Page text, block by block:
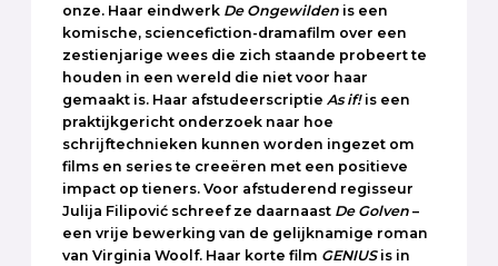
onze. Haar eindwerk De Ongewilden is een
komische, sciencefiction-dramafilm over een
zestienjarige wees die zich staande probeert te
houden in een wereld die niet voor haar
gemaakt is. Haar afstudeerscriptie As if! is een
praktijkgericht onderzoek naar hoe
schrijftechnieken kunnen worden ingezet om
films en series te creeëren met een positieve
impact op tieners. Voor afstuderend regisseur
Julija Filipović schreef ze daarnaast De Golven –
een vrije bewerking van de gelijknamige roman
van Virginia Woolf. Haar korte film GENIUSis in